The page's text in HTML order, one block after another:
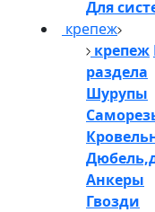
Для
крепеж
крепеж
раздела
Шурупы
Анкеры
Гвозди